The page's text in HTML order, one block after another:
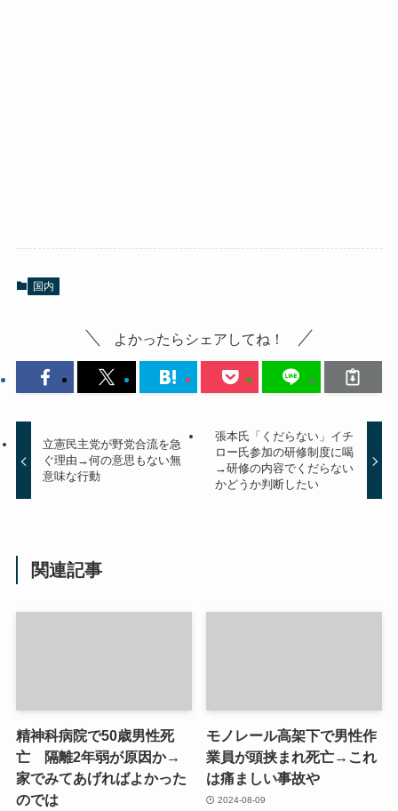
国内
よかったらシェアしてね！
立憲民主党が野党合流を急
ぐ理由→何の意思もない無
意味な行動
張本氏「くだらない」イチ
ロー氏参加の研修制度に喝
→研修の内容でくだらない
かどうか判断したい
関連記事
精神科病院で50歳男性死
亡 隔離2年弱が原因か→
家でみてあげればよかった
のでは
モノレール高架下で男性作
業員が頭挟まれ死亡→これ
は痛ましい事故や
2024-08-09